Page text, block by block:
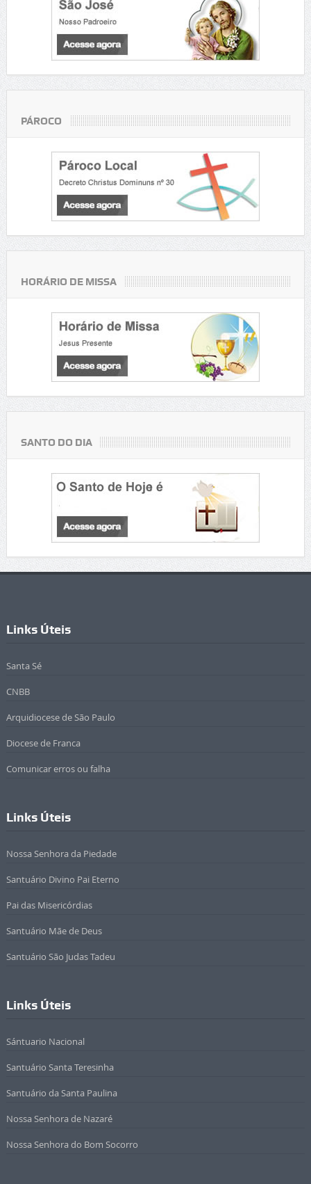
PÁROCO
HORÁRIO DE MISSA
SANTO DO DIA
Links Úteis
Santa Sé
CNBB
Arquidiocese de São Paulo
Diocese de Franca
Comunicar erros ou falha
Links Úteis
Nossa Senhora da Piedade
Santuário Divino Pai Eterno
Pai das Misericórdias
Santuário Mãe de Deus
Santuário São Judas Tadeu
Links Úteis
Sántuario Nacional
Santuário Santa Teresinha
Santuário da Santa Paulina
Nossa Senhora de Nazaré
Nossa Senhora do Bom Socorro